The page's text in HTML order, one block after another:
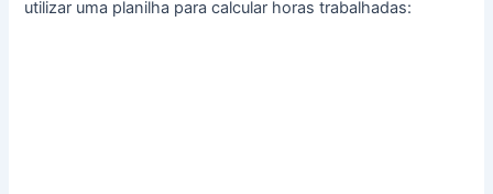
utilizar uma planilha para calcular horas trabalhadas: